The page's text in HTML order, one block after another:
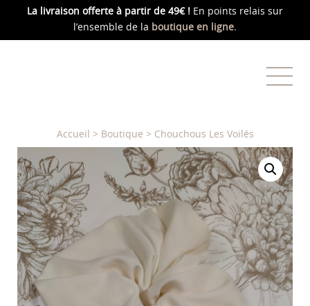
La livraison offerte à partir de 49€ ! En points relais sur
l’ensemble de la boutique en ligne.
Accueil > Boutique > Chouchous Les Voilés